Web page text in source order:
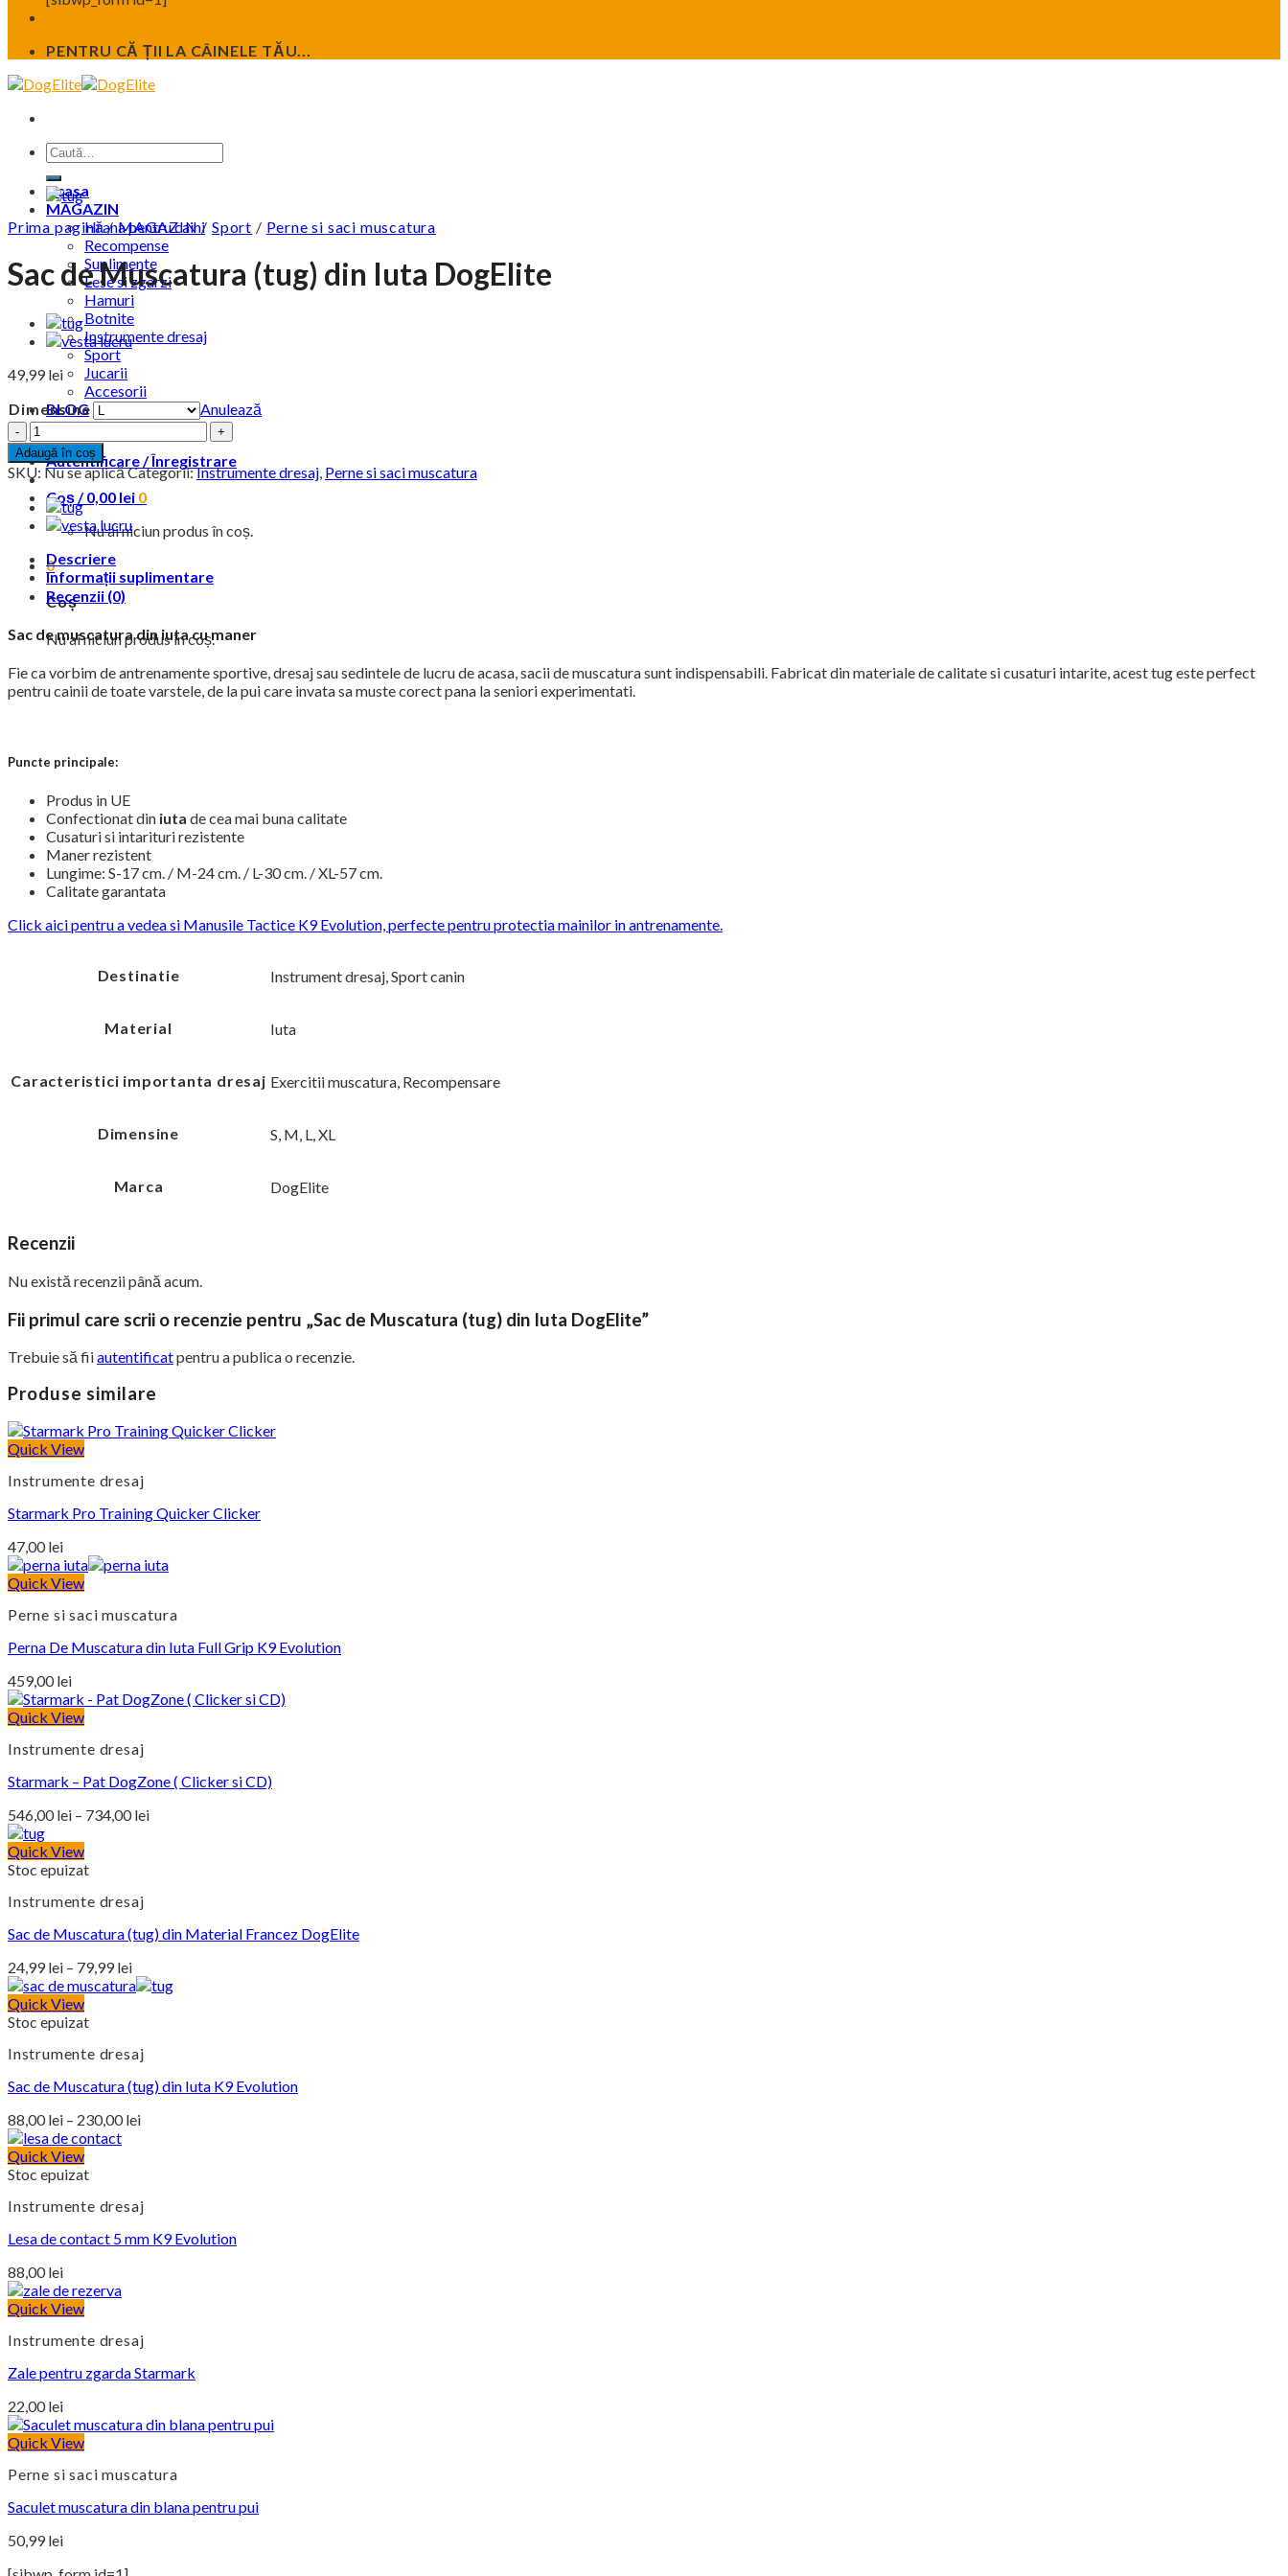
PENTRU CĂ ȚII LA CÂINELE TĂU...
Caută
după:
Acasa
MAGAZIN
Hrana pentru caini
Recompense
Suplimente
Lese si zgarzi
Hamuri
Botnite
Instrumente dresaj
Sport
Jucarii
Accesorii
BLOG
Contact
Autentificare / Înregistrare
Coș /0,00 lei 0
Nu ai niciun produs în coș.
0
Coș
Nu ai niciun produs în coș.
Prima pagină / MAGAZIN / Sport / Perne si saci muscatura
Sac de Muscatura (tug) din Iuta DogElite
49,99lei
Dimensine
Anulează
Cantitate
Sac
de
Muscatura
(tug)
din
DogElite
Adaugă în coș
SKU: Nu se aplicăCategorii:Instrumente dresaj Perne si saci muscatura
Descriere
Informații suplimentare
Recenzii (0)
Sac de muscatura din iuta cu maner
Fie ca vorbim de antrenamente sportive, dresaj sau sedintele de lucru de acasa, sacii de muscatura sunt indispensabili. Fabricat din materiale de calitate si cusaturi intarite, acest tug este perfect
pentru cainii de toate varstele, de la pui care invata sa muste corect pana la seniori experimentati.
Puncte principale:
Produs in UE
Confectionat din iuta de cea mai buna calitate
Cusaturi si intarituri rezistente
Maner rezistent
Lungime: S-17 cm. / M-24 cm. / L-30 cm. / XL-57 cm.
Calitate garantata
Click aici pentru a vedea si Manusile Tactice K9 Evolution, perfecte pentru protectia mainilor in antrenamente.
Destinatie Instrument dresaj, Sport canin
Material Iuta
Caracteristici importanta dresaj Exercitii muscatura, Recompensare
Dimensine S, M, L, XL
Marca DogElite
Recenzii
Nu există recenzii până acum.
Fii primul care scrii o recenzie pentru „Sac de Muscatura (tug) din Iuta DogElite”
Trebuie să fiiautentificatpentru a publica o recenzie.
Produse similare
Quick View
Instrumente dresaj
Starmark Pro Training Quicker Clicker
47,00lei
Quick View
Perne si saci muscatura
Perna De Muscatura din Iuta Full Grip K9 Evolution
459,00lei
Quick View
Instrumente dresaj
Starmark – Pat DogZone ( Clicker si CD)
546,00lei – 734,00leiInterval
734,00 lei
Quick View
Stoc epuizat
Instrumente dresaj
Sac de Muscatura (tug) din Material Francez DogElite
24,99lei – 79,99leiInterval
de
la
79,99 lei
Quick View
Stoc epuizat
Instrumente dresaj
Sac de Muscatura (tug) din Iuta K9 Evolution
88,00lei – 230,00leiInterval
la
Quick View
Stoc epuizat
Instrumente dresaj
Lesa de contact 5 mm K9 Evolution
88,00lei
Quick View
Instrumente dresaj
Zale pentru zgarda Starmark
22,00lei
Quick View
Perne si saci muscatura
Saculet muscatura din blana pentru pui
50,99lei